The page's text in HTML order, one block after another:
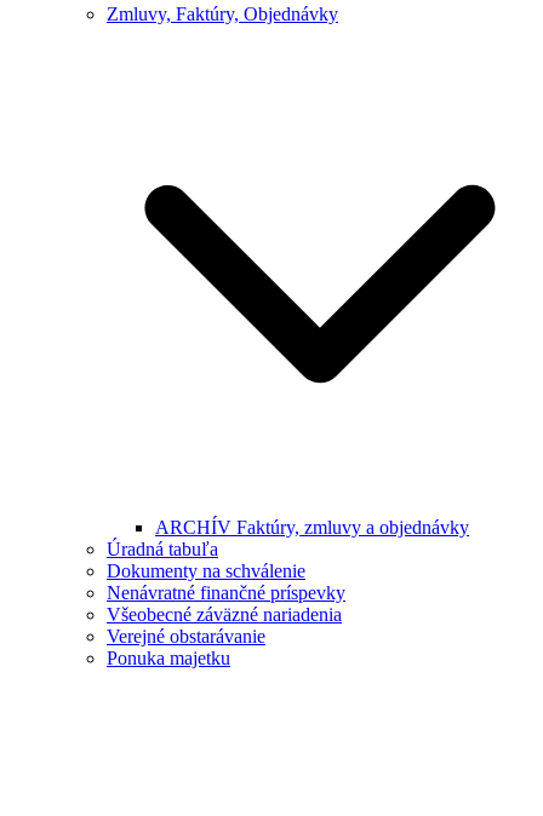
Zmluvy, Faktúry, Objednávky
ARCHÍV Faktúry, zmluvy a objednávky
Úradná tabuľa
Dokumenty na schválenie
Nenávratné finančné príspevky
Všeobecné záväzné nariadenia
Verejné obstarávanie
Ponuka majetku